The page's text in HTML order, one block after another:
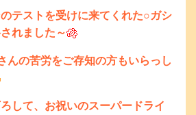
テストを受けに来てくれた○ガシ
れました～
んの苦労をご存知の方もいらっし
して、お祝いのスーパードライ